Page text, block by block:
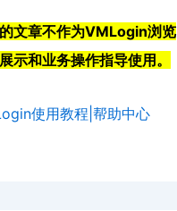
文章不作为VMLogin浏览
示和业务操作指导使用。
使用教程|帮助中心